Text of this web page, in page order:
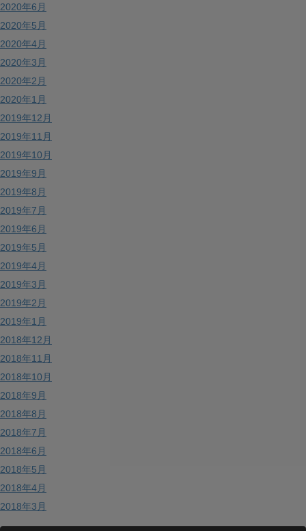
2020年6月
2020年5月
2020年4月
2020年3月
2020年2月
2020年1月
2019年12月
2019年11月
2019年10月
2019年9月
2019年8月
2019年7月
2019年6月
2019年5月
2019年4月
2019年3月
2019年2月
2019年1月
2018年12月
2018年11月
2018年10月
2018年9月
2018年8月
2018年7月
2018年6月
2018年5月
2018年4月
2018年3月